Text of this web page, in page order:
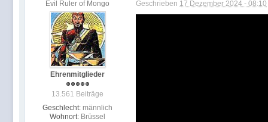
Evil Ruler of Mongo
Ehrenmitglieder
13.561 Beiträge
Geschlecht: männlich
Wohnort: Brüssel
Geschrieben 17 Dezember 2024 - 08:10